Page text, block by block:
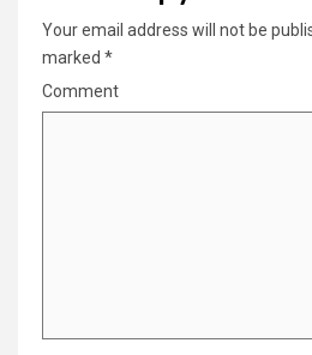
Your email address will not be
marked *
Comment